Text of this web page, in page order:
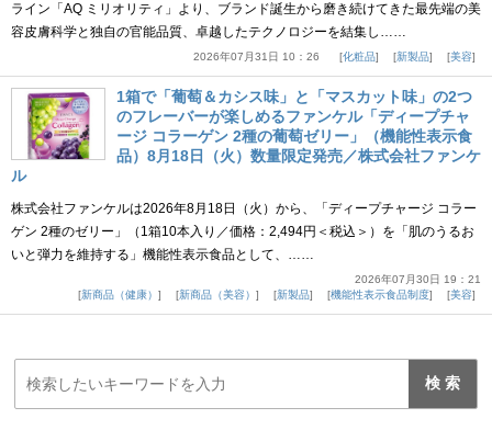
ライン「AQ ミリオリティ」より、ブランド誕生から磨き続けてきた最先端の美
容皮膚科学と独自の官能品質、卓越したテクノロジーを結集し……
2026年07月31日 10：26 化粧品 新製品 美容
1箱で「葡萄＆カシス味」と「マスカット味」の2つ
のフレーバーが楽しめるファンケル「ディープチャ
ージ コラーゲン 2種の葡萄ゼリー」（機能性表示食
品）8月18日（火）数量限定発売／株式会社ファンケ
ル
株式会社ファンケルは2026年8月18日（火）から、「ディープチャージ コラー
ゲン 2種のゼリー」（1箱10本入り／価格：2,494円＜税込＞）を「肌のうるお
いと弾力を維持する」機能性表示食品として、……
2026年07月30日 19：21
新商品（健康）
新商品（美容） 新製品 機能性表示食品制度 美容